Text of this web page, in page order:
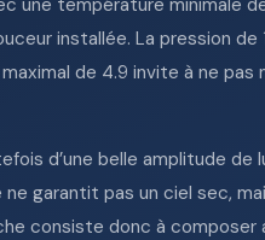
une température minimale
installée. La pression
maximal de 4.9 invite à ne
d’une belle amplitude
ne garantit pas un ciel sec,
consiste donc à